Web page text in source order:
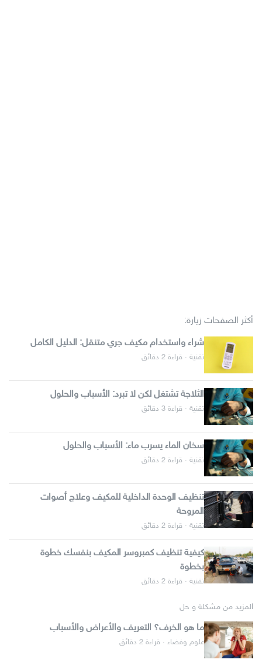
أكثر الصفحات زيارة:
شراء واستخدام مكيف جري متنقل: الدليل الكامل
تقنية · قراءة 2 دقائق
الثلاجة تشتغل لكن لا تبرد: الأسباب والحلول
تقنية · قراءة 3 دقائق
سخان الماء يسرب ماء: الأسباب والحلول
تقنية · قراءة 2 دقائق
تنظيف الوحدة الداخلية للمكيف وعلاج أصوات
المروحة
تقنية · قراءة 2 دقائق
كيفية تنظيف كمبروسر المكيف بنفسك خطوة
بخطوة
تقنية · قراءة 2 دقائق
المزيد من مشكلة و حل
ما هو الخرف؟ التعريف والأعراض والأسباب
علوم وفضاء · قراءة 2 دقائق